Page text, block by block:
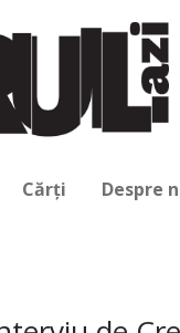
Cărți Despre